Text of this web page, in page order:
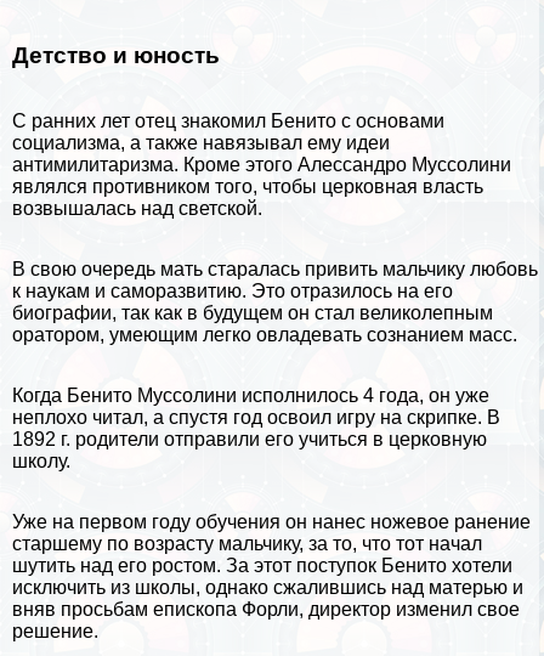
Детство и юность
С ранних лет отец знакомил Бенито с основами
социализма, а также навязывал ему идеи
антимилитаризма. Кроме этого Алессандро Муссолини
являлся противником того, чтобы церковная власть
возвышалась над светской.
В свою очередь мать старалась привить мальчику любовь
к наукам и саморазвитию. Это отразилось на его
биографии, так как в будущем он стал великолепным
оратором, умеющим легко овладевать сознанием масс.
Когда Бенито Муссолини исполнилось 4 года, он уже
неплохо читал, а спустя год освоил игру на скрипке. В
1892 г. родители отправили его учиться в церковную
школу.
Уже на первом году обучения он нанес ножевое ранение
старшему по возрасту мальчику, за то, что тот начал
шутить над его ростом. За этот поступок Бенито хотели
исключить из школы, однако сжалившись над матерью и
вняв просьбам епископа Форли, директор изменил свое
решение.